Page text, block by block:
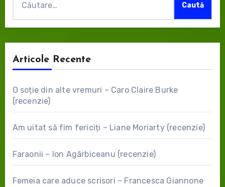
Articole Recente
O soție din alte vremuri – Caro Claire Burke
(recenzie)
Am uitat să fim fericiți – Liane Moriarty (recenzie)
Faraonii – Ion Agârbiceanu (recenzie)
Femeia care aduce scrisori – Francesca Giannone